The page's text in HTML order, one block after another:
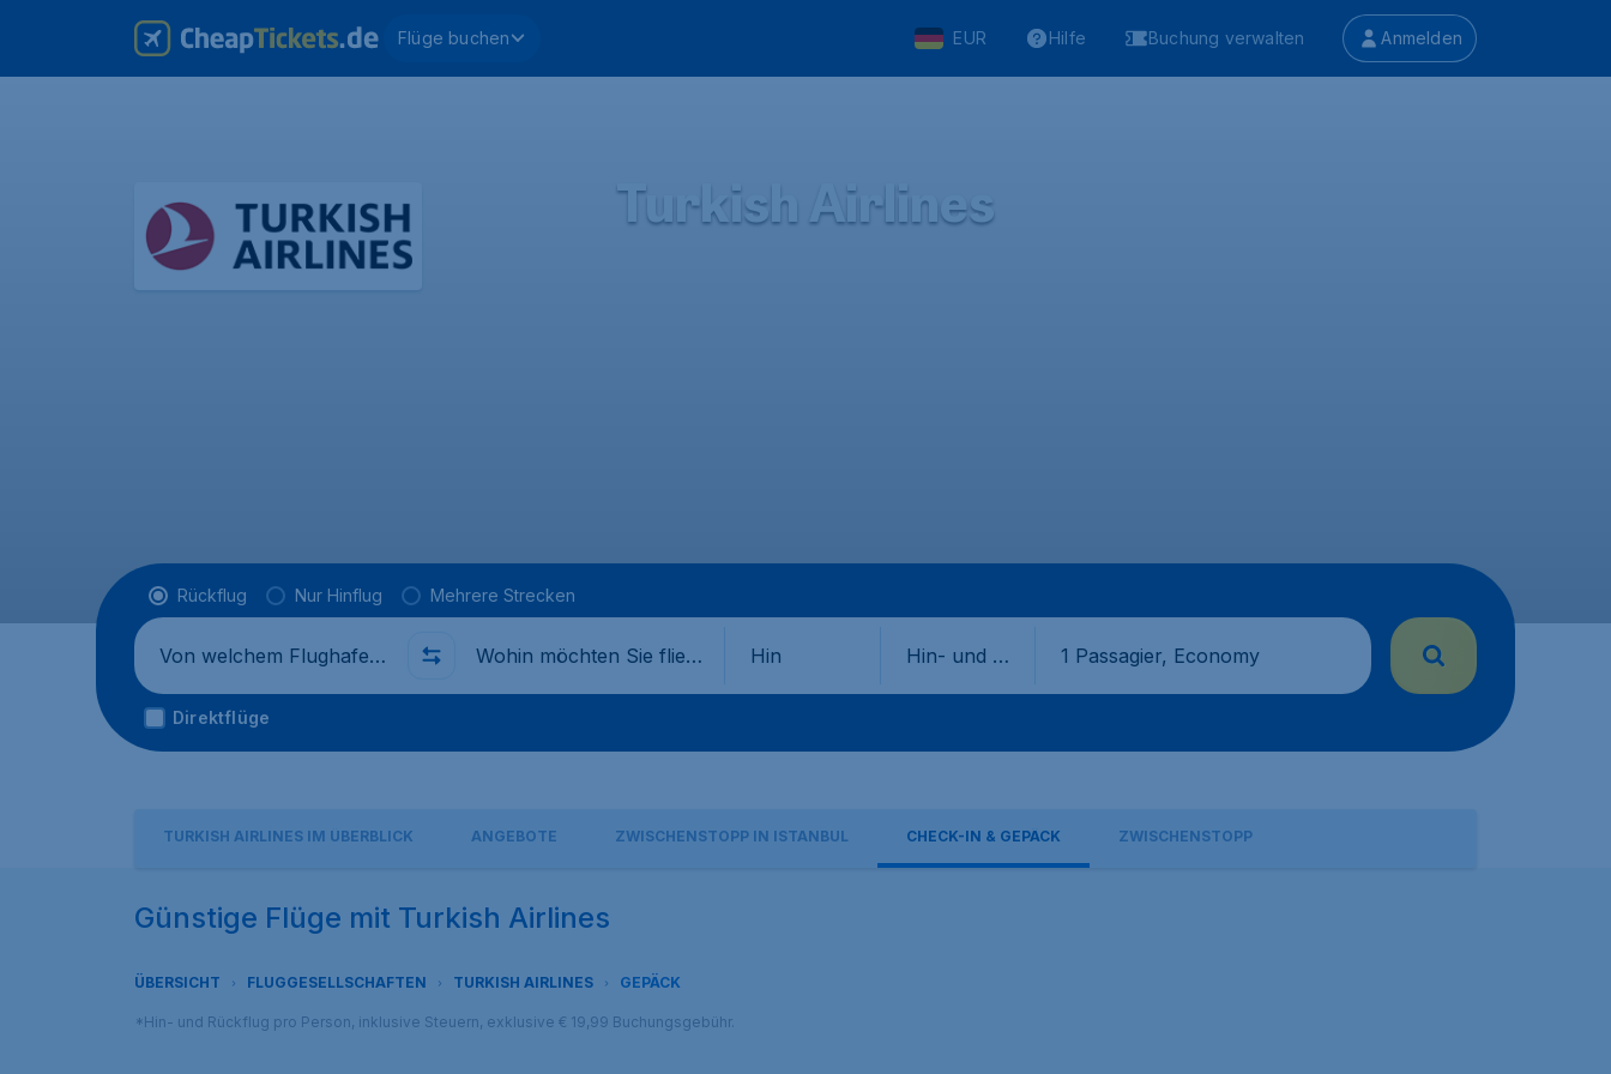
Flüge buchen EUR Hilfe Buchung verwalten Anmelden
Turkish Airlines
Flugtyp
Rückflug Nur Hinflug Mehrere Strecken
Abflug von Wohin Hin
Hin- und Rü
1 Passagier, Economy
Direktflüge
TURKISH AIRLINES IM ÜBERBLICK ANGEBOTE ZWISCHENSTOPP IN ISTANBUL CHECK-IN & GEPÄCK ZWISCHENSTOPP
Günstige Flüge mit Turkish Airlines
ÜBERSICHT FLUGGESELLSCHAFTEN TURKISH AIRLINES GEPÄCK
*Hin- und Rückflug pro Person, inklusive Steuern, exklusive € 19,99 Buchungsgebühr.